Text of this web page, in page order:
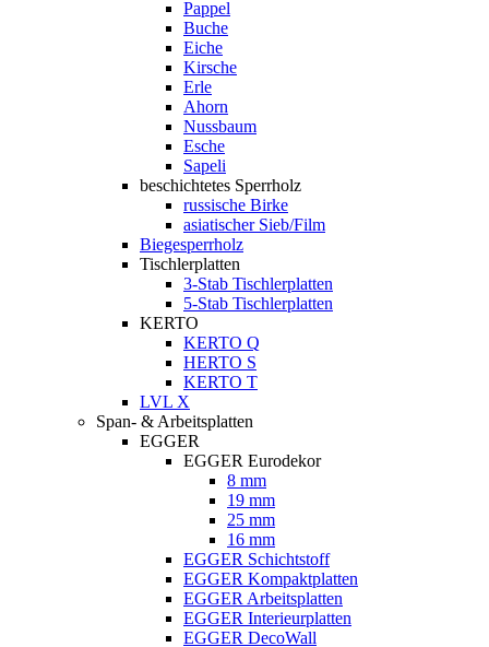
Pappel
Buche
Eiche
Kirsche
Erle
Ahorn
Nussbaum
Esche
Sapeli
beschichtetes Sperrholz
russische Birke
asiatischer Sieb/Film
Biegesperrholz
Tischlerplatten
3-Stab Tischlerplatten
5-Stab Tischlerplatten
KERTO
KERTO Q
HERTO S
KERTO T
LVL X
Span- & Arbeitsplatten
EGGER
EGGER Eurodekor
8 mm
19 mm
25 mm
16 mm
EGGER Schichtstoff
EGGER Kompaktplatten
EGGER Arbeitsplatten
EGGER Interieurplatten
EGGER DecoWall